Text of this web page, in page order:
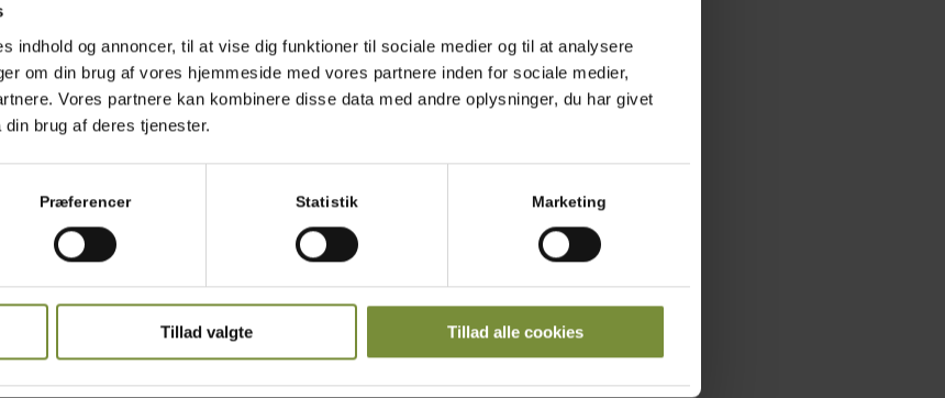
indhold og annoncer, til at vise dig funktioner til sociale medier og til at analysere
om din brug af vores hjemmeside med vores partnere inden for sociale medier,
Vores partnere kan kombinere disse data med andre oplysninger, du har givet
brug af deres tjenester.
Præferencer Statistik Marketing
Tillad valgte Tillad alle cookies
salt og peber, mens de er varme. De må gerne vendes et par gange
og skal stege i ca. 15 min. i alt. Tilsæt 1 spsk. smør, hvidløg og
de sidste 5 minutter af stegetiden
hvile i 5 minutter på en tallerken, inden udskæring.
af stokken og del hjertesalaten i blade
fint med en skarp kniv.
salat og forårsløg sammen i en skål.
ingredienserne til vinaigretten sammen i en dyb skål. Blend det hele
til en homogen vinaigrette med en stavblender.
til med friskkværnet peber.
sammen med salaten og smag salaten til med salt og